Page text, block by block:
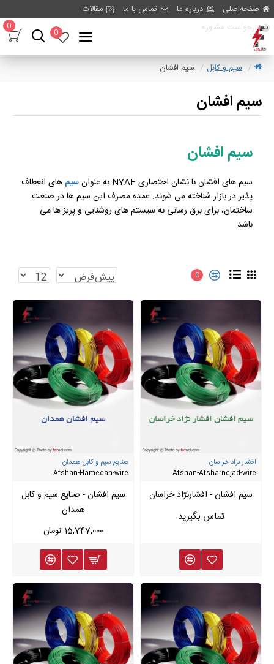
صفحه‌اصلی درباره ما تماس با ما
مقالات
درخواست مشاوره
0
0
سیم و کابل سیم افشان
سیم افشان
سیم افشان
سیم های افشان با نشان اختصاری NYAF به عنوان سیم های انعطاف
پذیر در بازار شناخته می شوند. عمده مصرف این سیم ها در صنعت
ساختمان، برای برق رسانی به سیستم های روشنایی و پریز ها می
باشد.
0
افشار نژاد خراسان
Afshan-Afsharnejad-wire
سیم افشان - افشارنژاد خراسان
صنایع سیم و کابل همدان
Afshan-Hamedan-wire
سیم افشان - صنایع سیم و کابل
همدان
15,747,000 تومان